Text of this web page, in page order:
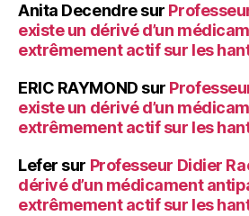
Anita Decendresur
existe un dérivé d’un
extrêmement actif sur les
ERIC RAYMOND sur
existe un dérivé d’un
extrêmement actif sur les
Lefer sur Professeur Didier
dérivé d’un médicament
extrêmement actif sur les